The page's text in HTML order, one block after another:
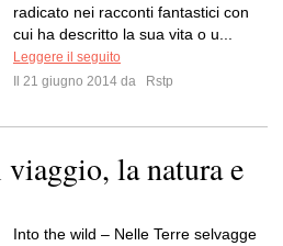
radicato nei racconti fantastici con
cui ha descritto la sua vita o u...
Leggere il seguito
Il 21 giugno 2014 da
Rstp
la natura e
Into the wild – Nelle Terre selvagge